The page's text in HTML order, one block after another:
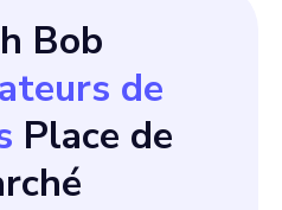
Bob
de
Place de